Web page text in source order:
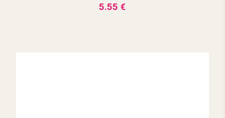
5.55 €